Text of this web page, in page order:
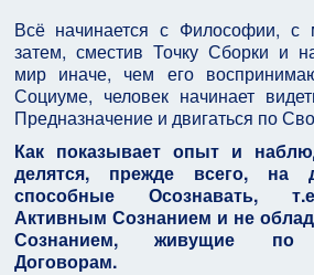
Всё начинается с Философии, с
затем, сместив Точку Сборки и
мир иначе, чем его
Социуме, человек начинает
Предназначение и двигаться по
Как показывает опыт и
делятся, прежде всего, на
способные Осознавать,
Активным Сознанием и не
Сознанием, живущие по
Договорам.